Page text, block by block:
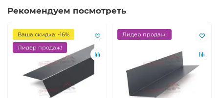
Рекомендуем посмотреть
Ваша скидка: -16%
Лидер продаж!
Лидер продаж!